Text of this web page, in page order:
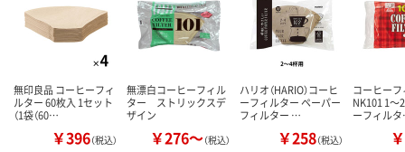
無印良品 コーヒーフィ
ルター 60枚入 1セット
（1袋（60…
￥396（税込）
無漂白コーヒーフィル
ター ストリックスデ
ザイン
￥276～（税込）
ハリオ（HARIO）コーヒ
ーフィルター ペーパー
フィルター …
￥258（税込）
コーヒー
NK101 1～
ーフィル